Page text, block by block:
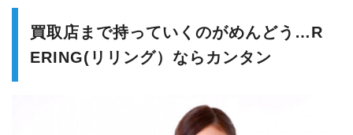
買取店まで持っていくのがめんどう…R
ERING(リリング）ならカンタン